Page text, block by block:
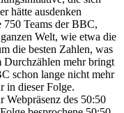
hätte ausdenken
Teams der BBC,
Welt, wie etwa die
die besten Zahlen, was
Durchzählen mehr bringt
schon lange nicht mehr
in dieser Folge.
des 50:50